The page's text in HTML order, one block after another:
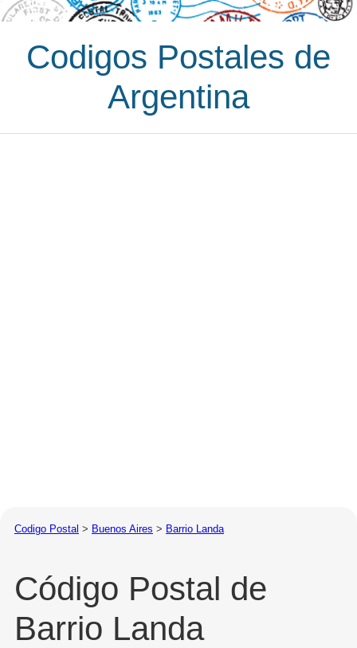
Codigos Postales de
Argentina
Codigo Postal > Buenos Aires > Barrio Landa
Código Postal de
Barrio Landa